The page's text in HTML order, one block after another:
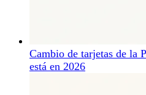
Cambio de tarjetas de la
está en 2026